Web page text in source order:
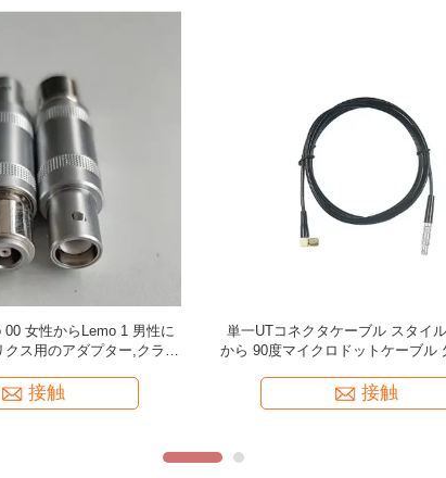
90度Lemo 00超音波ケーブ
UT探傷器用
接触
TMTeck KBA532超音波厚さケー
ダブルプラグからダブルマイクロ
接触